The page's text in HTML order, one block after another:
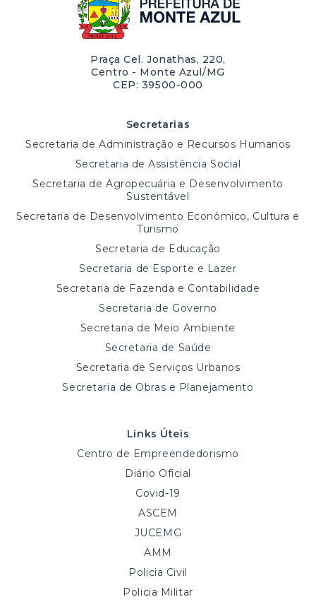
Praça Cel. Jonathas, 220,
Centro - Monte Azul/MG
CEP: 39500-000
Secretarias
Secretaria de Administração e Recursos Humanos
Secretaria de Assistência Social
Secretaria de Agropecuária e Desenvolvimento
Sustentável
Secretaria de Desenvolvimento Econômico, Cultura e
Turismo
Secretaria de Educação
Secretaria de Esporte e Lazer
Secretaria de Fazenda e Contabilidade
Secretaria de Governo
Secretaria de Meio Ambiente
Secretaria de Saúde
Secretaria de Serviços Urbanos
Secretaria de Obras e Planejamento
Links Úteis
Centro de Empreendedorismo
Diário Oficial
Covid-19
ASCEM
JUCEMG
AMM
Policia Civil
Policia Militar